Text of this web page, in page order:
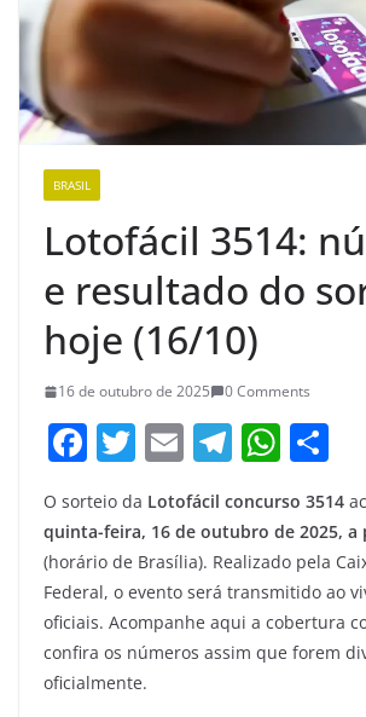
BRASIL
Lotofácil 3514:
e resultado do
hoje (16/10)
16 de outubro de 2025 0 Comments
F
a
c
e
b
o
o
T
itt
er
E
m
ai
l
T
e
gr
a
m
W
at
s
A
p
p
ar
e
O sorteio da Lotofácil concurso 3514
quinta-feira, 16 de outubro de 2025, a
(horário de Brasília). Realizado pela
Federal, o evento será transmitido ao
oficiais. Acompanhe aqui a cobertura
confira os números assim que forem
oficialmente.